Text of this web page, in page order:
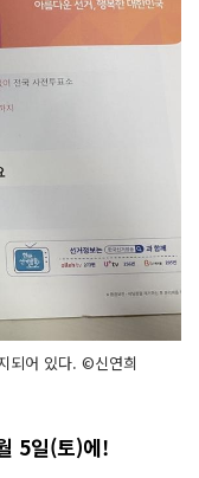
되어 있다. ©신연희
5일(토)에!